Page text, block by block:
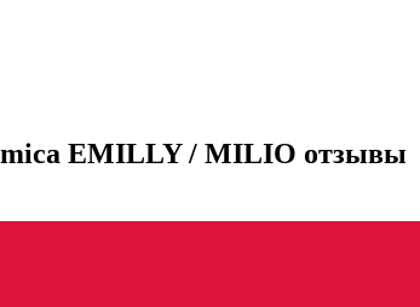
EMILLY / MILIO отзывы